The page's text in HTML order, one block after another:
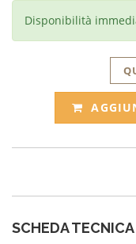
Disponibilità
SCHEDA TECNICA